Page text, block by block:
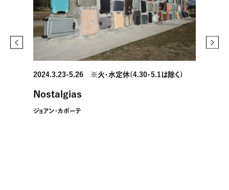
2024.3.23-5.26 ※火・水定休(4.30・5.1は除く)
Nostalgias
ジョアン・カポーテ